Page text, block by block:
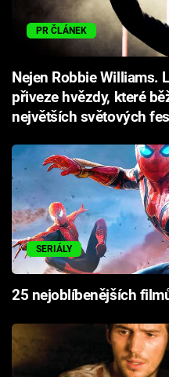
PR ČLÁNEK
Nejen Robbie Williams.
přiveze hvězdy, které
největších světových
SERIÁLY
25 nejoblíbenějších